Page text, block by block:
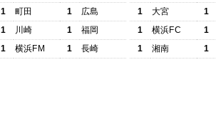
1
町田 1
広島
1
川崎 1
福岡
1
横浜FM 1 長崎
1
大宮
1
1
横浜FC
1
1
湘南 1